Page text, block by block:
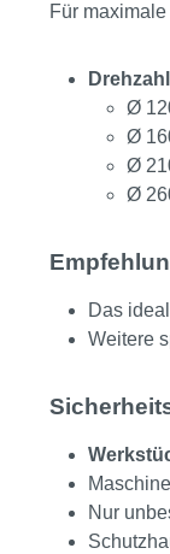
Für
Ø
Ø
Ø
Ø
Das
Weitere
Nur